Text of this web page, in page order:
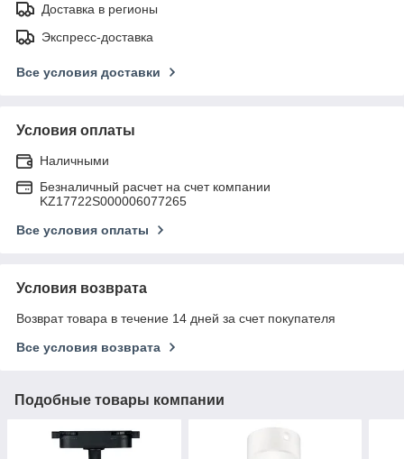
Доставка в регионы
Экспресс-доставка
Все условия доставки
Условия оплаты
Наличными
Безналичный расчет на счет компании
KZ17722S000006077265
Все условия оплаты
Условия возврата
Возврат товара в течение 14 дней за счет покупателя
Все условия возврата
Подобные товары компании